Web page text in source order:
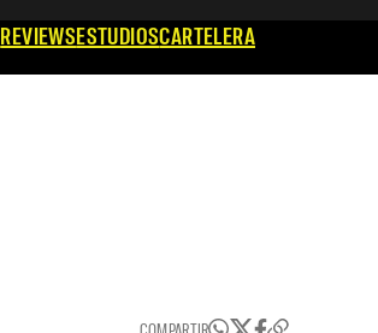
REVIEWSESTUDIOSCARTELERA